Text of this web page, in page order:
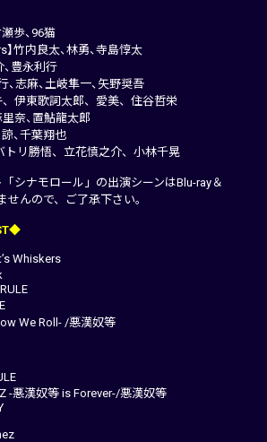
瀬歩、96猫
】竹内良太、林勇、寺島惇太
、豊永利行
、志麻、土岐隼一、矢野奨吾
、伊東歌詞太郎、愛美、住谷哲栄
里奈、置鮎龍太郎
諒、千葉翔也
バトリ勝悟、立花慎之介、小林千晃
シナモロール」の出演シーンはBlu-ray＆
せんので、ご了承下さい。
Whiskers
We Roll- /悪漢奴等
-悪漢奴等 is Forever-/悪漢奴等